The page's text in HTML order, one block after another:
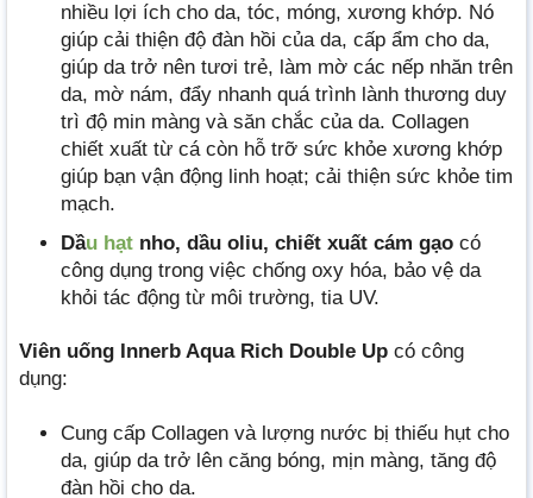
nhiều lợi ích cho da, tóc, móng, xương khớp. Nó
giúp cải thiện độ đàn hồi của da, cấp ẩm cho da,
giúp da trở nên tươi trẻ, làm mờ các nếp nhăn trên
da, mờ nám, đẩy nhanh quá trình lành thương duy
trì độ min màng và săn chắc của da. Collagen
chiết xuất từ cá còn hỗ trỡ sức khỏe xương khớp
giúp bạn vận động linh hoạt; cải thiện sức khỏe tim
mạch.
Dầu hạt nho, dầu oliu, chiết xuất cám gạo có
công dụng trong việc chống oxy hóa, bảo vệ da
khỏi tác động từ môi trường, tia UV.
Viên uống Innerb Aqua Rich Double Up có công
dụng:
Cung cấp Collagen và lượng nước bị thiếu hụt cho
da, giúp da trở lên căng bóng, mịn màng, tăng độ
đàn hồi cho da.